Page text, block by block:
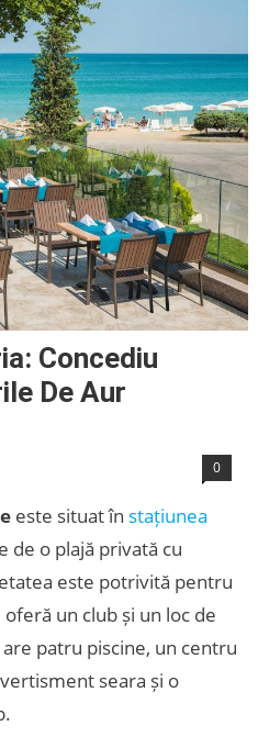
Concediu
De Aur
0
este situat în stațiunea
de o plajă privată cu
este potrivită pentru
un club și un loc de
patru piscine, un centru
seara și o